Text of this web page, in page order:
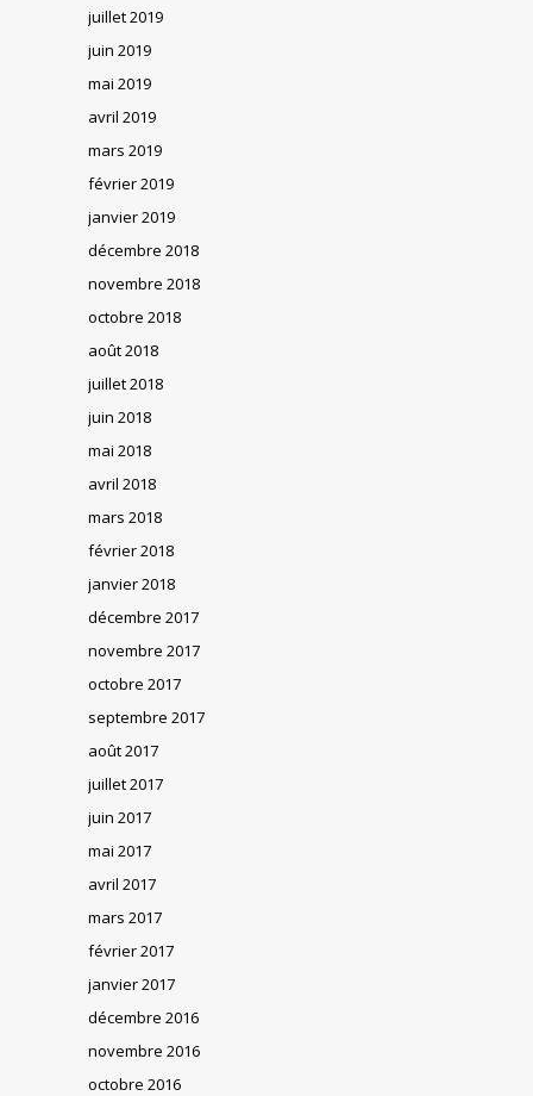
juillet 2019
juin 2019
mai 2019
avril 2019
mars 2019
février 2019
janvier 2019
décembre 2018
novembre 2018
octobre 2018
août 2018
juillet 2018
juin 2018
mai 2018
avril 2018
mars 2018
février 2018
janvier 2018
décembre 2017
novembre 2017
octobre 2017
septembre 2017
août 2017
juillet 2017
juin 2017
mai 2017
avril 2017
mars 2017
février 2017
janvier 2017
décembre 2016
novembre 2016
octobre 2016